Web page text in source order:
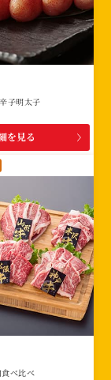
子明太子
を見る
べ比べ